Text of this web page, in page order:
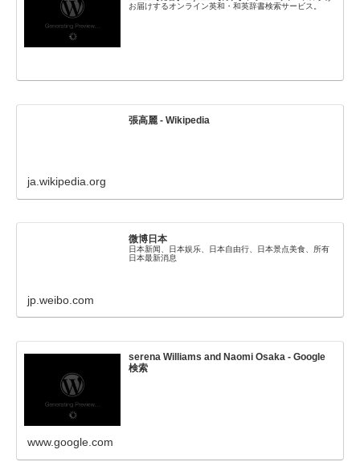
お届けするオンライン英和・和英辞書検索サービス。
張高麗 - Wikipedia
ja.wikipedia.org
微博日本
日本新闻、日本娱乐、日本自由行、日本景点美食、所有
日本最新消息
jp.weibo.com
serena Williams and Naomi Osaka - Google
検索
www.google.com